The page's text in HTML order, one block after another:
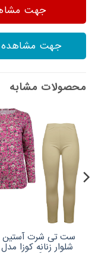
جهت
جهت مشاهده
محصولات مشابه
ست تی شرت آستین